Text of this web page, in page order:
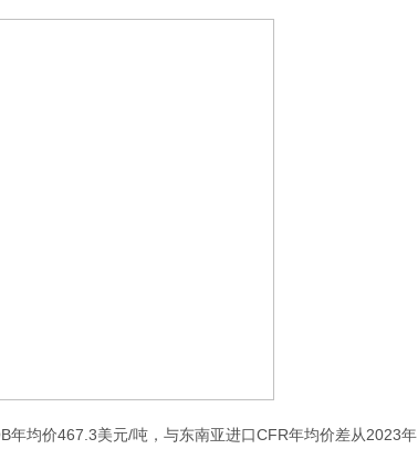
均价467.3美元/吨，与东南亚进口CFR年均价差从2023年